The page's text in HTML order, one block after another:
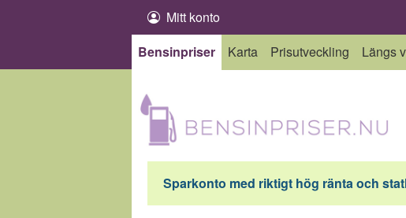
Mitt konto
Bensinpriser
Karta Prisutveckling Längs
Sparkonto med riktigt hög ränta och